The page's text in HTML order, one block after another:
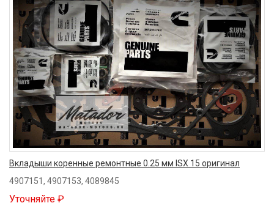
Вкладыши коренные ремонтные 0.25 мм ISX 15 оригинал
4907151, 4907153, 4089845
Уточняйте ₽